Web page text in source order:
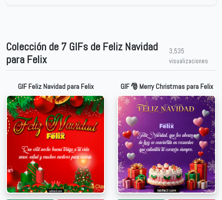
Colección de 7 GIFs de Feliz Navidad
para Felix
3,535
visualizaciones
GIF Feliz Navidad para Felix GIF 🎅 Merry Christmas para Felix